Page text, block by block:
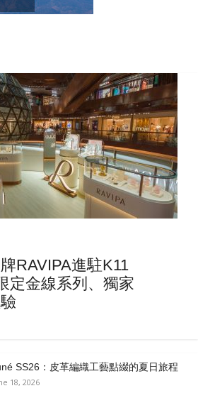
RAVIPA進駐K11
定金線系列、獨家
SS26：皮革編織工藝點綴的夏日旅程
18, 2026